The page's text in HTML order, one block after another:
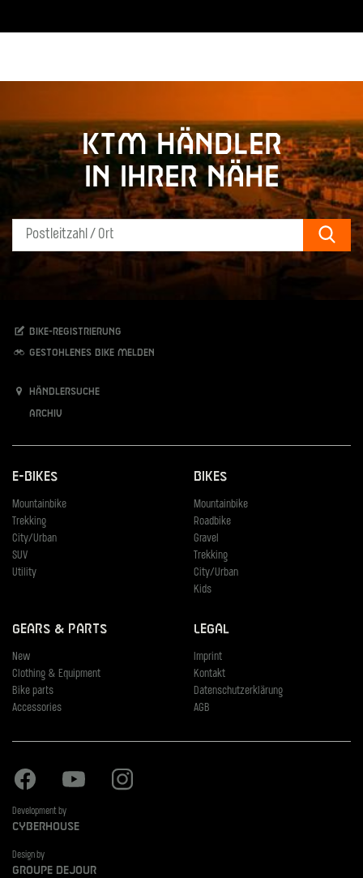
KTM Händler
in Ihrer Nähe
Bike-Registrierung
Gestohlenes Bike melden
Händlersuche
Archiv
E-Bikes
Mountainbike
Trekking
City/Urban
SUV
Utility
Bikes
Mountainbike
Roadbike
Gravel
Trekking
City/Urban
Kids
Gears & Parts
New
Clothing & Equipment
Bike parts
Accessories
Legal
Imprint
Kontakt
Datenschutzerklärung
AGB
Facebook Youtube
Development by
Cyberhouse
Design by
Groupe Dejour